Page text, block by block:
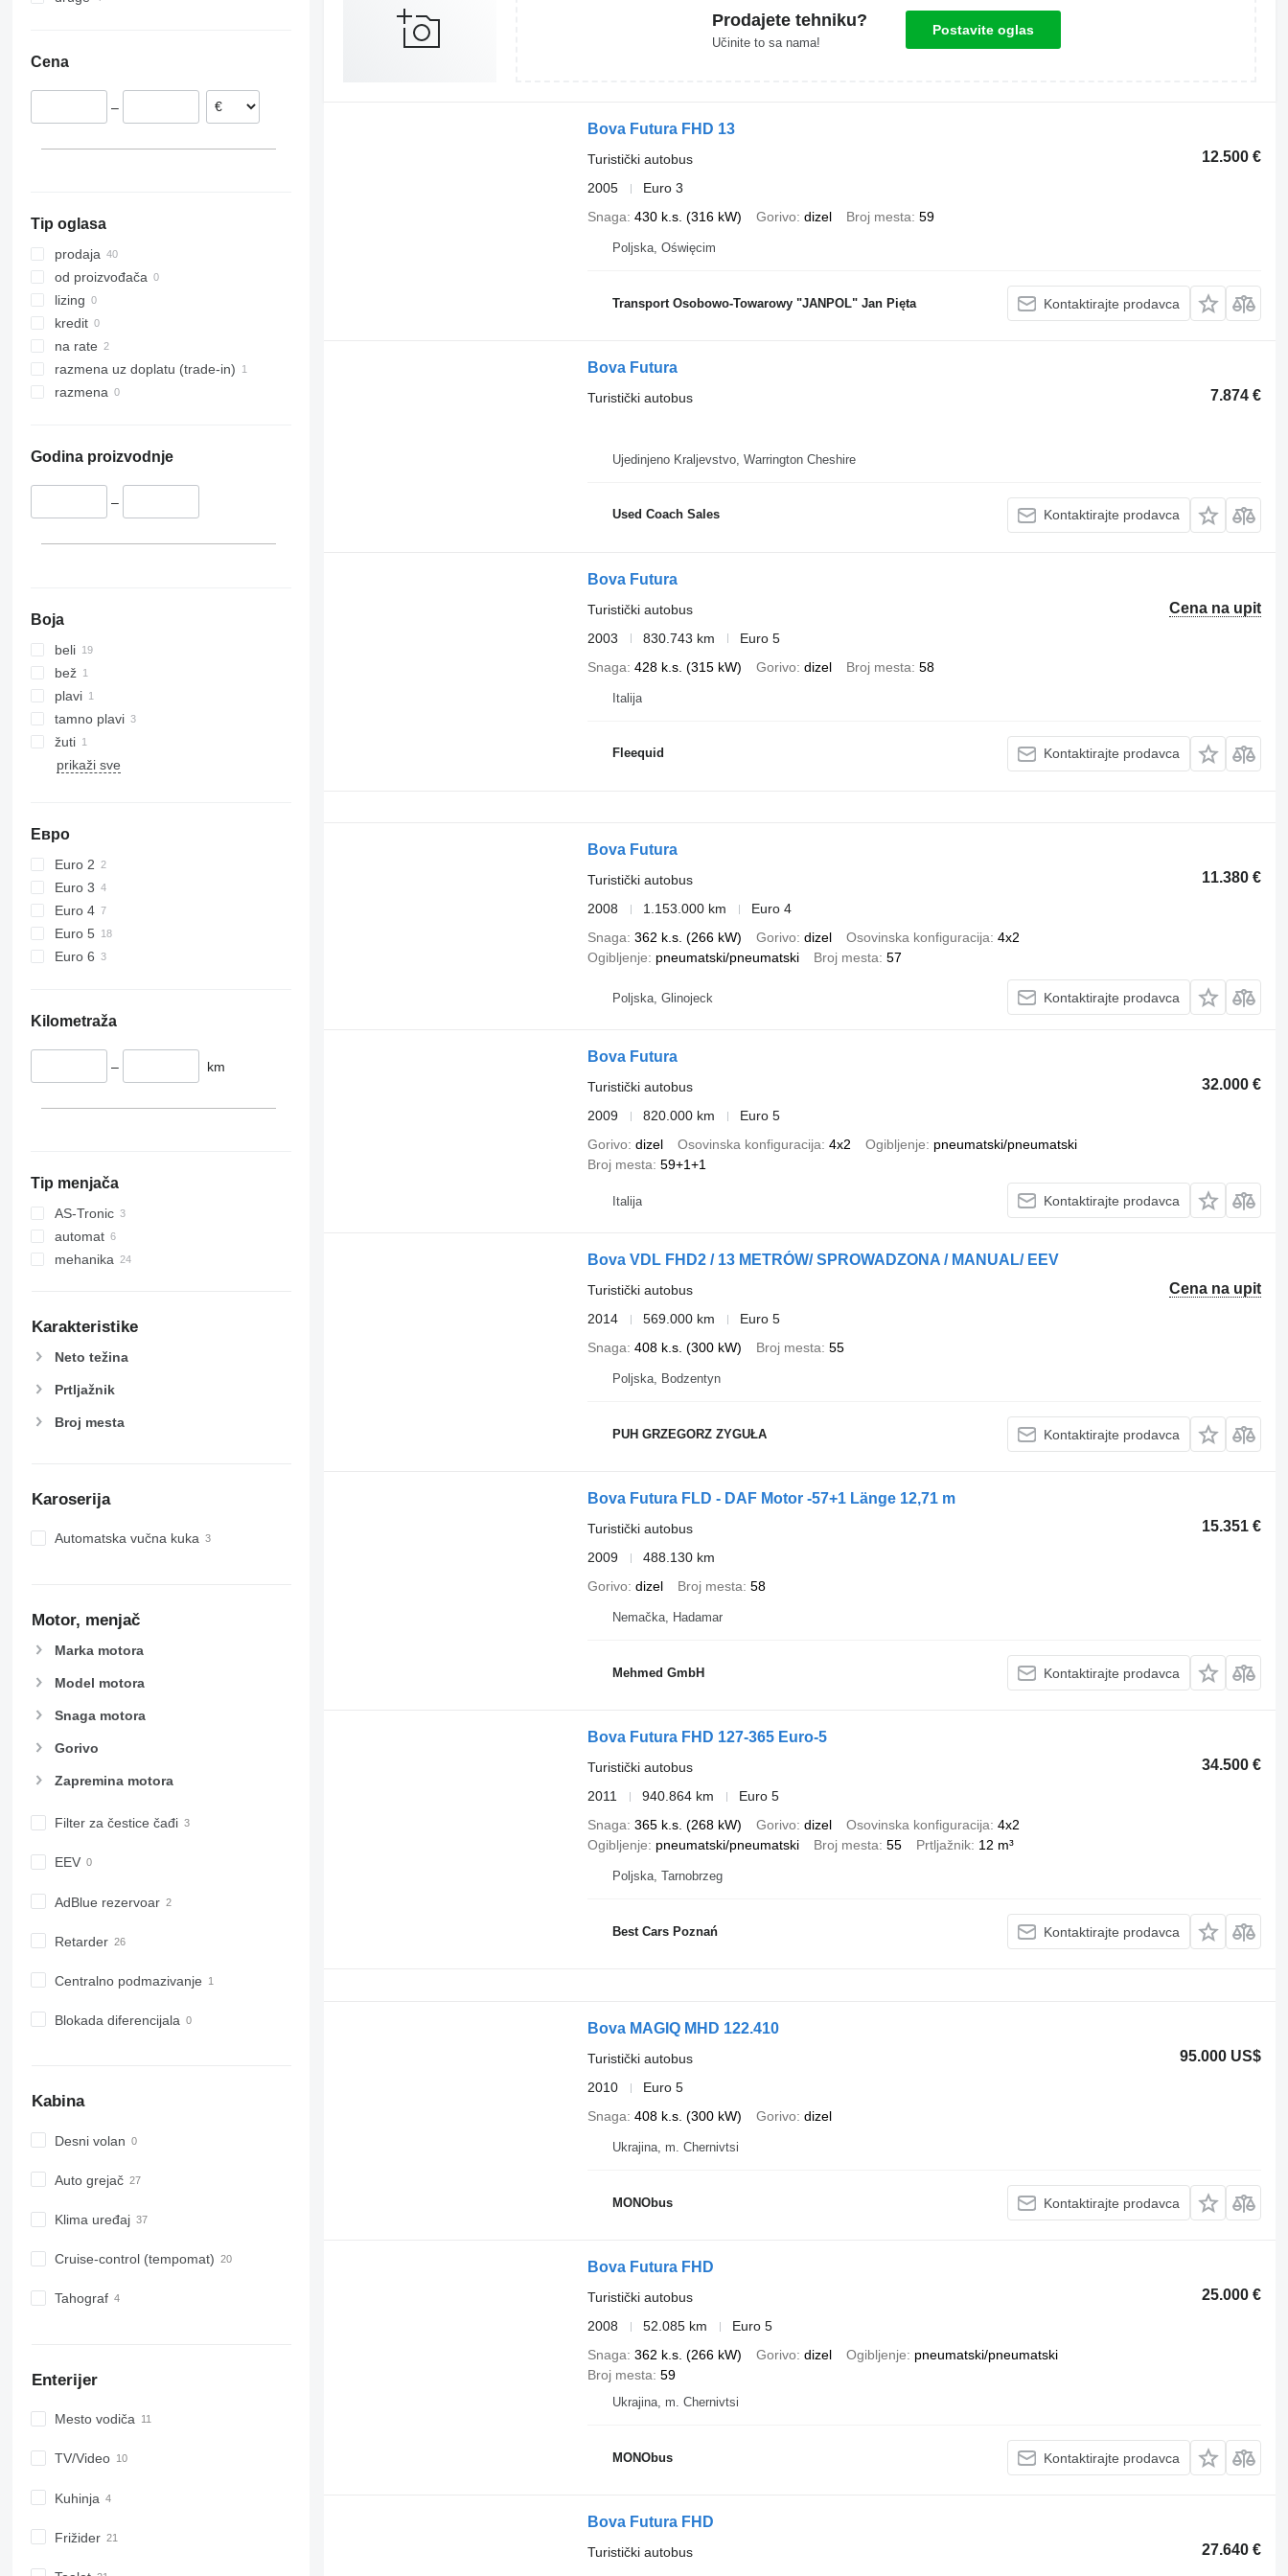
Italija
Češka
Cena
–
Tip oglasa
prodaja
od proizvođača
lizing
kredit
na rate
razmena uz doplatu (trade-in)
razmena
Godina proizvodnje
–
Boja
beli
bež
plavi
tamno plavi
žuti
prikaži sve
Евро
Euro 2
Euro 3
Euro 4
Euro 5
Euro 6
Kilometraža
– km
Tip menjača
AS-Tronic
automat
mehanika
Karakteristike
Neto težina
Prtljažnik
Broj mesta
Karoserija
Automatska vučna kuka
Motor, menjač
Marka motora
Model motora
Snaga motora
Gorivo
Zapremina motora
Filter za čestice čađi
EEV
AdBlue rezervoar
Retarder
Centralno podmazivanje
Blokada diferencijala
Kabina
Desni volan
Auto grejač
Klima uređaj
Cruise-control (tempomat)
Tahograf
Enterijer
Mesto vodiča
TV/Video
Kuhinja
Frižider
Prodajete tehniku?
Učinite to sa nama!
Postavite oglas
Bova Futura FHD 13
12.500 €
Turistički autobus
2005
Euro 3
Snaga 430 k.s. (316 kW) Gorivo dizel Broj mesta 59
Poljska, Oświęcim
Transport Osobowo-Towarowy "JANPOL" Jan Pięta Kontaktirajte prodavca
Bova Futura
7.874 €
Turistički autobus
Ujedinjeno Kraljevstvo, Warrington Cheshire
Used Coach Sales Kontaktirajte prodavca
Bova Futura
Cena na upit
Turistički autobus
2003
830.743 km
Euro 5
Snaga 428 k.s. (315 kW) Gorivo dizel Broj mesta 58
Italija
Fleequid Kontaktirajte prodavca
Bova Futura
11.380 €
Turistički autobus
2008
1.153.000 km
Euro 4
Snaga 362 k.s. (266 kW) Gorivo dizel Osovinska konfiguracija 4x2
Ogibljenje
pneumatski/pneumatski Broj mesta 57
Poljska, Glinojeck Kontaktirajte prodavca
Bova Futura
32.000 €
Turistički autobus
2009
820.000 km
Euro 5
Gorivo dizel Osovinska konfiguracija 4x2 Ogibljenje
pneumatski/pneumatski
Broj mesta 59+1+1
Italija Kontaktirajte prodavca
Bova VDL FHD2 / 13 METRÓW/ SPROWADZONA / MANUAL/ EEV
Cena na upit
Turistički autobus
2014
569.000 km
Euro 5
Snaga 408 k.s. (300 kW) Broj mesta 55
Poljska, Bodzentyn
PUH GRZEGORZ ZYGUŁA Kontaktirajte prodavca
Bova Futura FLD - DAF Motor -57+1 Länge 12,71 m
15.351 €
Turistički autobus
2009
488.130 km
Gorivo dizel Broj mesta 58
Nemačka, Hadamar
Mehmed GmbH Kontaktirajte prodavca
Bova Futura FHD 127-365 Euro-5
34.500 €
Turistički autobus
2011
940.864 km
Euro 5
Snaga 365 k.s. (268 kW) Gorivo dizel Osovinska konfiguracija 4x2
Ogibljenje
pneumatski/pneumatski Broj mesta 55 Prtljažnik 12 m³
Poljska, Tarnobrzeg
Best Cars Poznań Kontaktirajte prodavca
Bova MAGIQ MHD 122.410
95.000 US$
Turistički autobus
2010
Euro 5
Snaga 408 k.s. (300 kW) Gorivo dizel
Ukrajina, m. Chernivtsi
MONObus Kontaktirajte prodavca
Bova Futura FHD
25.000 €
Turistički autobus
2008
52.085 km
Euro 5
Snaga 362 k.s. (266 kW) Gorivo dizel Ogibljenje
pneumatski/pneumatski
Broj mesta 59
Ukrajina, m. Chernivtsi
MONObus Kontaktirajte prodavca
Bova Futura FHD
27.640 €
Turistički autobus